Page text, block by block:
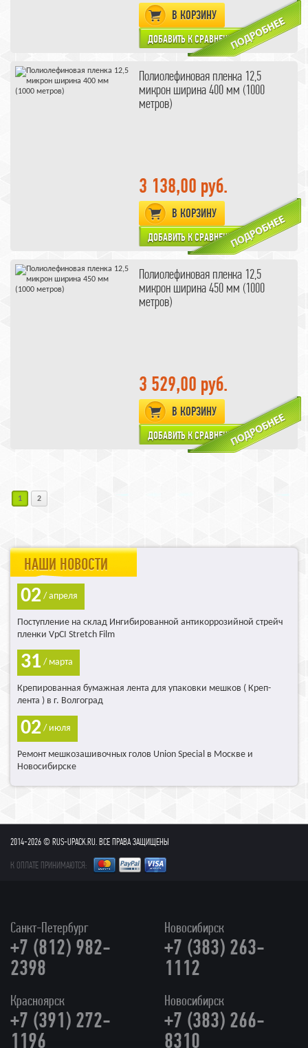
В КОРЗИНУ
Полиолефиновая пленка 12,5
микрон ширина 400 мм (1000
метров)
3 138,00 руб.
В КОРЗИНУ
Полиолефиновая пленка 12,5
микрон ширина 450 мм (1000
метров)
3 529,00 руб.
В КОРЗИНУ
1 2
НАШИ НОВОСТИ
02 / апреля
Поступление на склад Ингибированной антикоррозийной стрейч
пленки VpCI Stretch Film
31 / марта
Крепированная бумажная лента для упаковки мешков ( Креп-
лента ) в г. Волгоград
02 / июля
Ремонт мешкозашивочных голов Union Special в Москве и
Новосибирске
2014-2026 © RUS-UPACK.RU. ВСЕ ПРАВА ЗАЩИЩЕНЫ
К ОПЛАТЕ ПРИНИМАЮТСЯ:
Санкт-Петербург
+7 (812) 982-
2398
Новосибирск
+7 (383) 263-
1112
Красноярск
+7 (391) 272-
1196
Новосибирск
+7 (383) 266-
8310